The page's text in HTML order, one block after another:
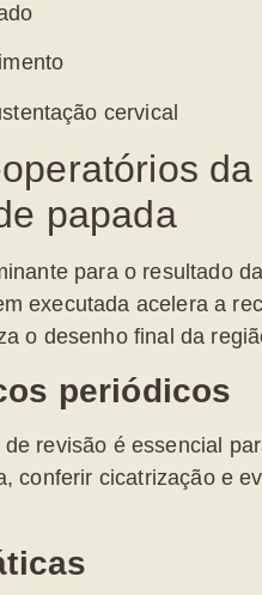
cervical
da
papada
para o resultado da
executada acelera a
o desenho final da
periódicos
revisão é essencial
conferir cicatrização e